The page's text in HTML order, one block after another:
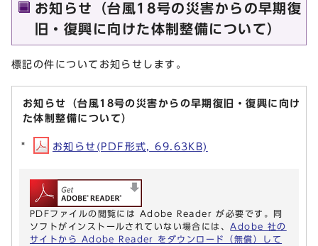
お知らせ（台風18号の災害からの早期復
旧・復興に向けた体制整備について）
標記の件についてお知らせします。
お知らせ（台風18号の災害からの早期復旧・復興に向け
た体制整備について）
お知らせ(PDF形式, 69.63KB)
PDFファイルの閲覧には Adobe Reader が必要です。同
ソフトがインストールされていない場合には、 Adobe 社の
サイトから Adobe Reader をダウンロード（無償）して